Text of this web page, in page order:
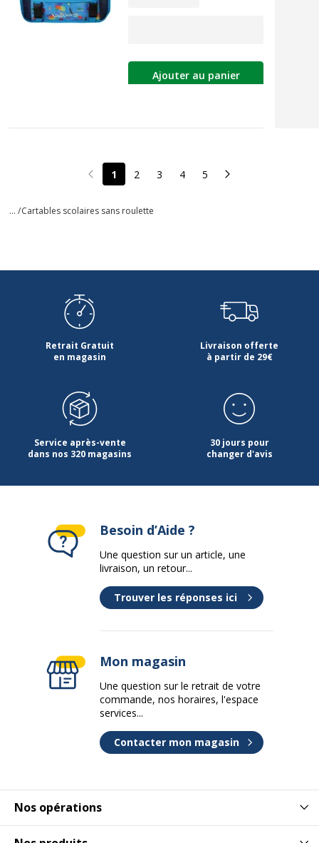
Ajouter au panier
Page précédente
1 2 3 4 5 Page suivante
... /Cartables scolaires sans roulette
Retrait Gratuit
en magasin
Livraison offerte
à partir de 29€
Service après-vente
dans nos 320 magasins
30 jours pour
changer d'avis
Nos opérations
Besoin d’Aide ?
Une question sur un article, une
livraison, un retour...
Trouver les réponses ici
Mon magasin
Une question sur le retrait de votre
commande, nos horaires, l'espace
services...
Contacter mon magasin